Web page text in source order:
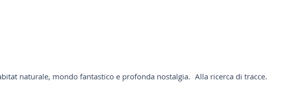
naturale, mondo fantastico e profonda nostalgia. Alla ricerca di tracce.